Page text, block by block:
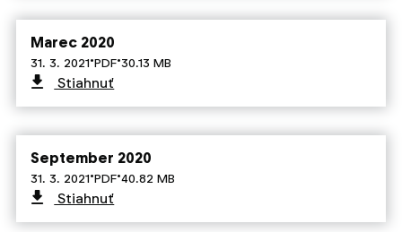
Marec 2020
31. 3. 2021·PDF·30.13 MB
Stiahnuť
September 2020
31. 3. 2021·PDF·40.82 MB
Stiahnuť